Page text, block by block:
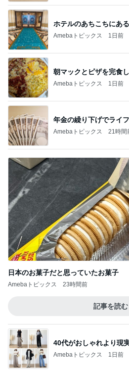
ホテルのあちこちにあ
Amebaトピックス 1日前
朝マックとピザを完食
Amebaトピックス 1日前
年金の繰り下げでライ
Amebaトピックス 21時間
日本のお菓子だと思っていたお菓子
Amebaトピックス 23時間前
記事を読む
40代がおしゃれより現
Amebaトピックス 1日前